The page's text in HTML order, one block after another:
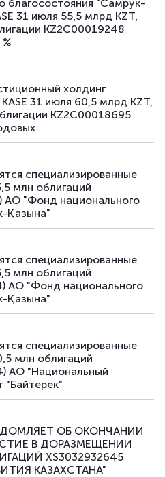
благосостояния "Самрук-
31 июля 55,5 млрд KZT,
KZ2C00019248
холдинг
31 июля 60,5 млрд KZT,
KZ2C00018695
специализированные
млн облигаций
АО "Фонд национального
Қазына"
специализированные
млн облигаций
АО "Фонд национального
Қазына"
специализированные
млн облигаций
АО "Национальный
"Байтерек"
ОБ ОКОНЧАНИИ
В ДОРАЗМЕЩЕНИИ
XS3032932645
КАЗАХСТАНА"